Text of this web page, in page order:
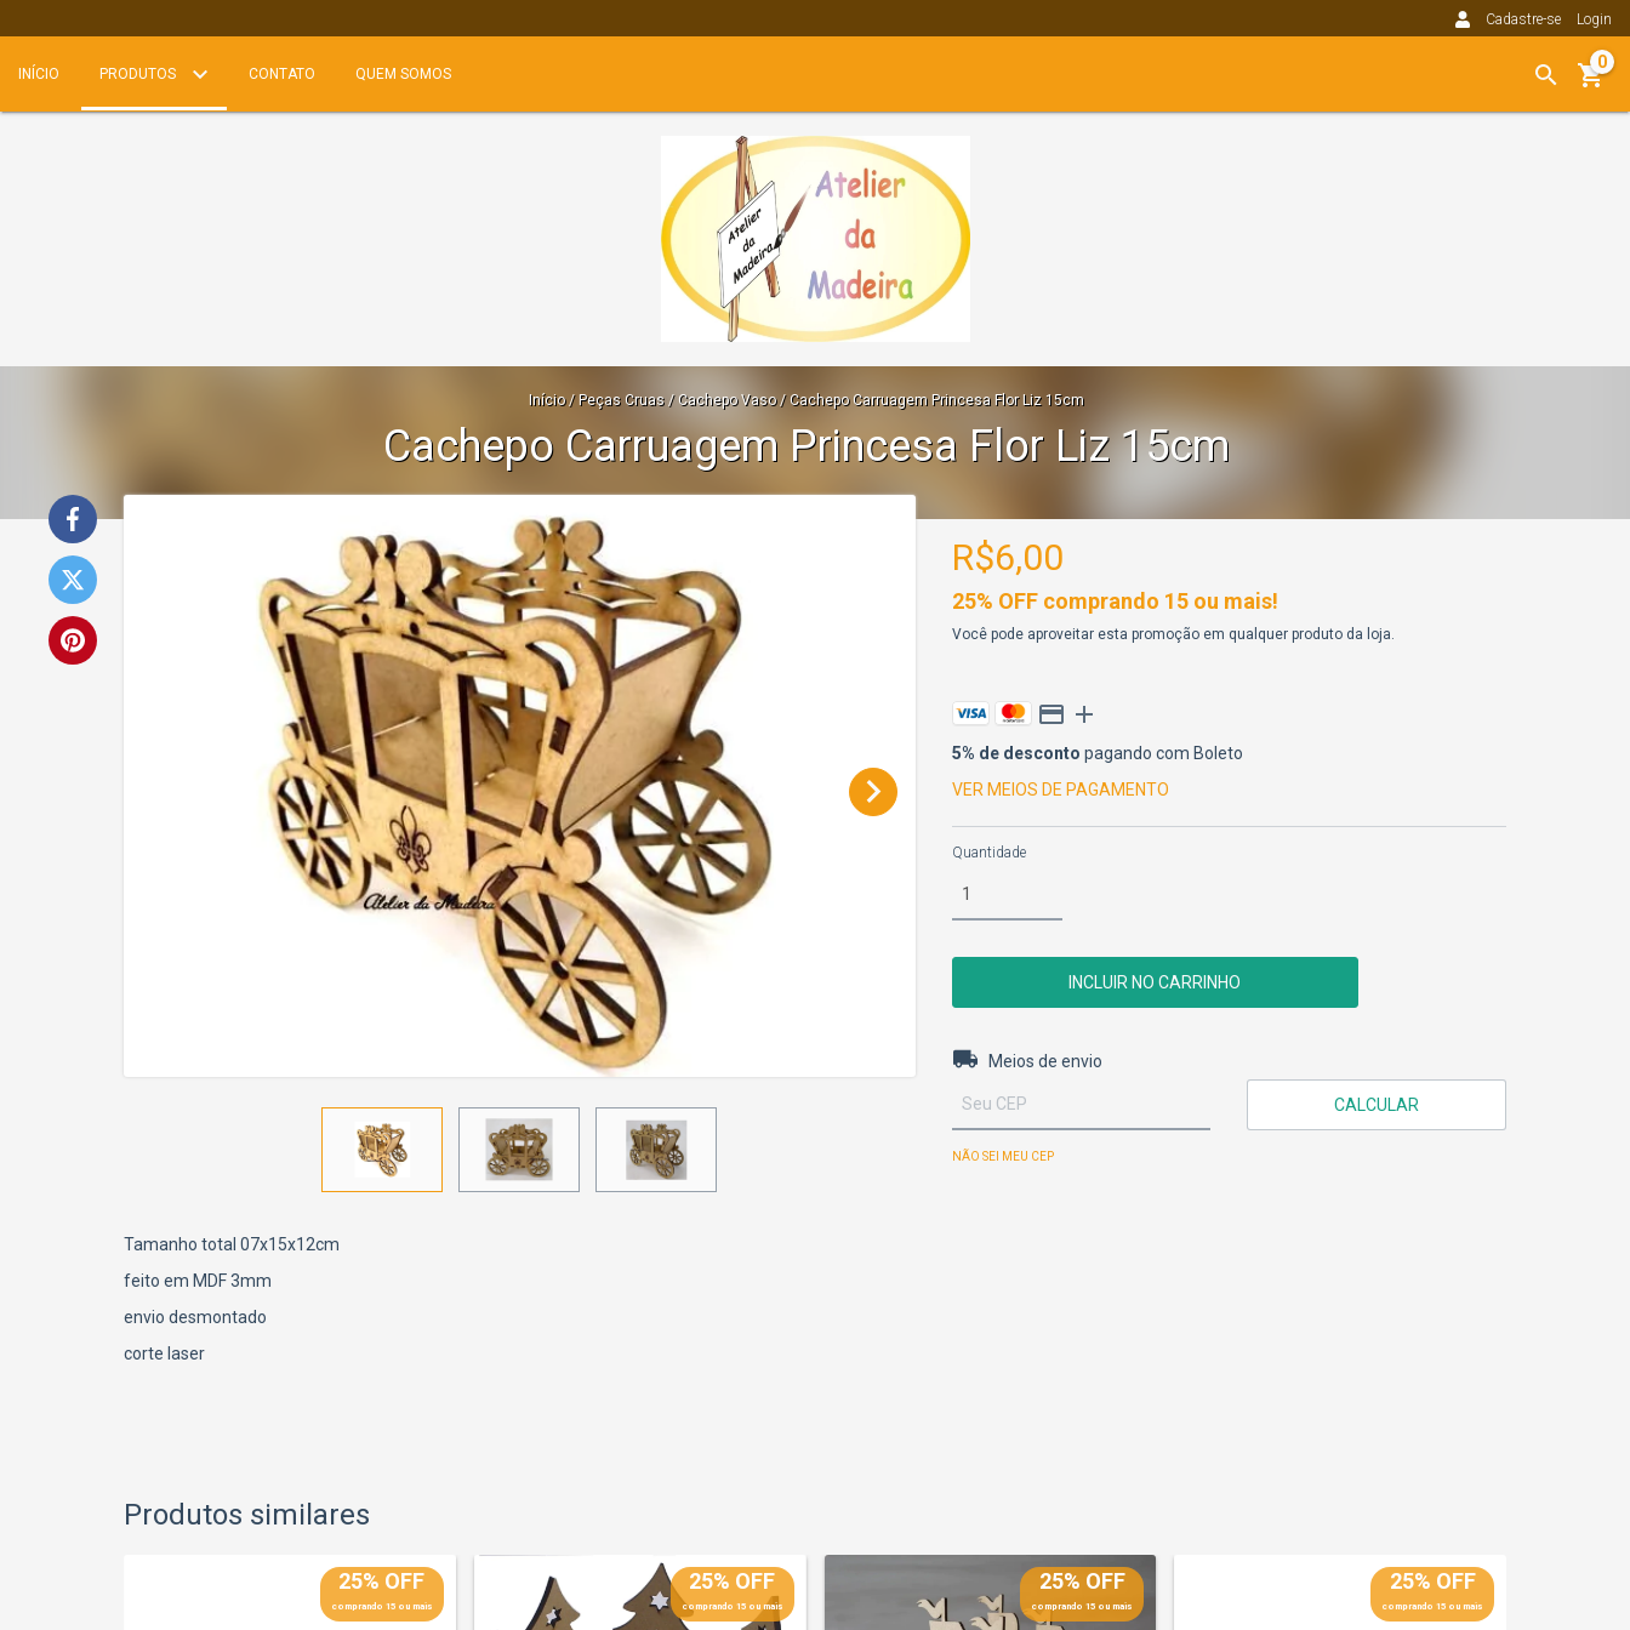
Cadastre-se Login
INÍCIO PRODUTOS CONTATO QUEM SOMOS
0
Início / Peças Cruas / Cachepo Vaso / Cachepo Carruagem Princesa Flor Liz 15cm
Cachepo Carruagem Princesa Flor Liz 15cm
R$6,00
25% OFF comprando 15 ou mais!
Você pode aproveitar esta promoção em qualquer produto da loja.
5% de desconto pagando com Boleto
VER MEIOS DE PAGAMENTO
Quantidade
Entregas para o CEP:
Meios de envio
CALCULAR
NÃO SEI MEU CEP
Tamanho total 07x15x12cm
feito em MDF 3mm
envio desmontado
corte laser
Produtos similares
25% OFF
comprando 15 ou mais
25% OFF
comprando 15 ou mais
25% OFF
comprando 15 ou mais
25% OFF
comprando 15 ou mais